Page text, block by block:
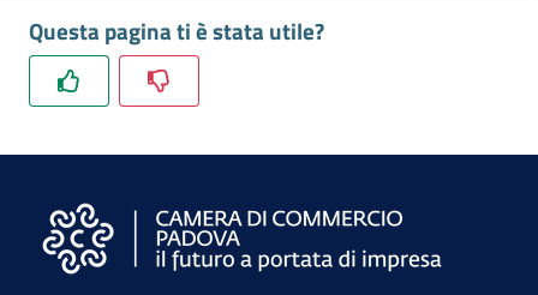
Questa pagina ti è stata utile?